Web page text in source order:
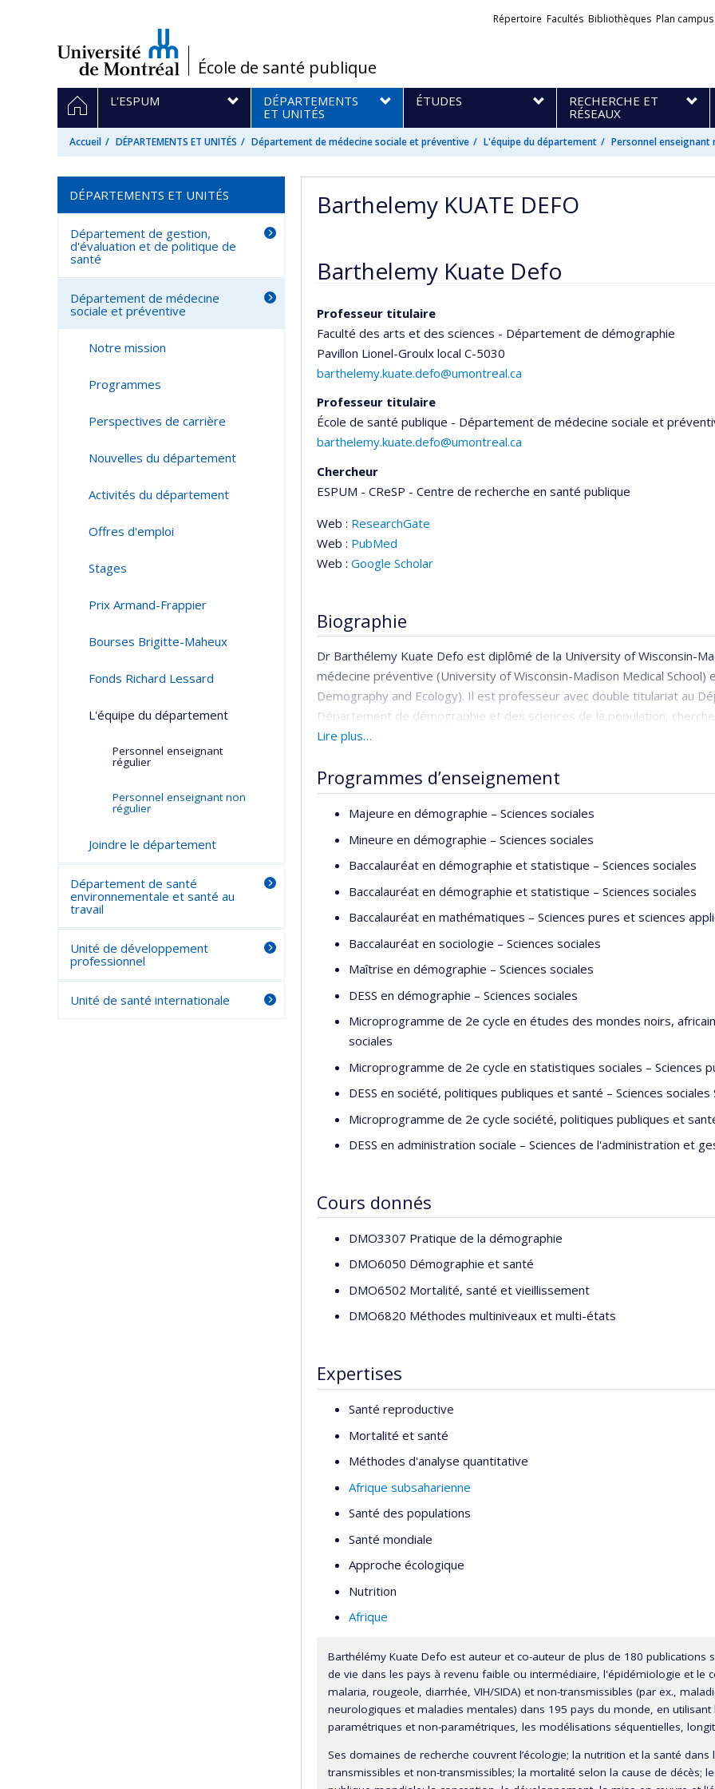
/École de santé publique
Liens
Répertoire Facultés Bibliothèques Plan campus
Navigation
principale
ACCUEIL
L'ESPUM
DÉPARTEMENTS
ET UNITÉS
ÉTUDES
RECHERCHE ET
RÉSEAUX
Accueil DÉPARTEMENTS ET UNITÉS Département de médecine sociale et préventive L'équipe du département Personnel enseignant
Barthelemy KUATE DEFO
Barthelemy Kuate Defo
Professeur titulaire
Faculté des arts et des sciences - Département de démographie
Pavillon Lionel-Groulx local C-5030
barthelemy.kuate.defo@umontreal.ca
Professeur titulaire
École de santé publique - Département de médecine sociale et
barthelemy.kuate.defo@umontreal.ca
Chercheur
ESPUM - CReSP - Centre de recherche en santé publique
Web : ResearchGate
Web : PubMed
Web : Google Scholar
Biographie
Dr Barthélemy Kuate Defo est diplômé de la University of Wisconsin-
médecine préventive (University of Wisconsin-Madison Medical
Demography and Ecology). Il est professeur avec double titulariat au
Département de démographie et des sciences de la population,
auteur de plus de 200 publications dans les meilleures revues au monde
Ses activités universitaires et scientifiques s’inscrivent dans une
https://scholar.google.com/citations?hl=fr&user=ugKb-
0kAAAAJ&view_op=list_works&gmla=ANZ5fUPpFj3d7uDgJMCp9D_iy-
d’approches interdisciplinaires et multidisciplinaires en formation et
population et santé, et à la réduction des disparités et iniquités sociales
Depuis 1995, il est nommé membre des dizaines de Comités
d’établissements de recherche et d’enseignement supérieur au
Panels d’Experts de l’Académie des Sciences des États-Unis, élu
la Population et Président de sa Commission surThe Continuing
important et complet quantifiant l'ampleur et les tendances des
santé et principales causes, pour tous les 204 pays et territoires du
Lire plus…
Programmes d’enseignement
Majeure en démographie – Sciences sociales
Mineure en démographie – Sciences sociales
Baccalauréat en démographie et statistique – Sciences sociales
Baccalauréat en démographie et statistique – Sciences sociales
Baccalauréat en mathématiques – Sciences pures et sciences
Baccalauréat en sociologie – Sciences sociales
Maîtrise en démographie – Sciences sociales
DESS en démographie – Sciences sociales
Microprogramme de 2e cycle en études des mondes noirs,
sociales
Microprogramme de 2e cycle en statistiques sociales – Sciences
DESS en société, politiques publiques et santé – Sciences sociales
Microprogramme de 2e cycle société, politiques publiques et
DESS en administration sociale – Sciences de l'administration et
Cours donnés
DMO3307 Pratique de la démographie
DMO6050 Démographie et santé
DMO6502 Mortalité, santé et vieillissement
DMO6820 Méthodes multiniveaux et multi-états
Expertises
Santé reproductive
Mortalité et santé
Méthodes d'analyse quantitative
Afrique subsaharienne
Santé des populations
Santé mondiale
Approche écologique
Nutrition
Afrique
Barthélémy Kuate Defo est auteur et co-auteur de plus de 180
de vie dans les pays à revenu faible ou intermédiaire, l'épidémiologie et
malaria, rougeole, diarrhée, VIH/SIDA) et non-transmissibles (par ex.,
neurologiques et maladies mentales) dans 195 pays du monde, en
paramétriques et non-paramétriques, les modélisations séquentielles,
Ses domaines de recherche couvrent l’écologie; la nutrition et la santé
transmissibles et non-transmissibles; la mortalité selon la cause de décès;
DÉPARTEMENTS ET UNITÉS
Département de gestion,
d'évaluation et de politique de
santé
Département de médecine
sociale et préventive
Notre mission
Programmes
Perspectives de carrière
Nouvelles du département
Activités du département
Offres d'emploi
Stages
Prix Armand-Frappier
Bourses Brigitte-Maheux
Fonds Richard Lessard
L'équipe du département
Personnel enseignant
régulier
Personnel enseignant non
régulier
Joindre le département
Département de santé
environnementale et santé au
travail
Unité de développement
professionnel
Unité de santé internationale